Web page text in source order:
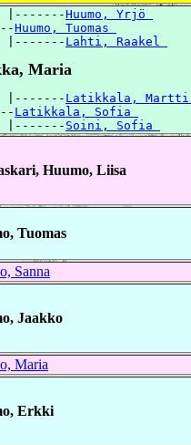
|-------
Huumo, Yrjö
Huumo, Tuomas
|------- Lahti, Raakel
Maria
|------- Latikkala, Martti
Latikkala, Sofia
|-------
Soini, Sofia
Huumo, Liisa
Tuomas
Sanna
Jaakko
Maria
Erkki